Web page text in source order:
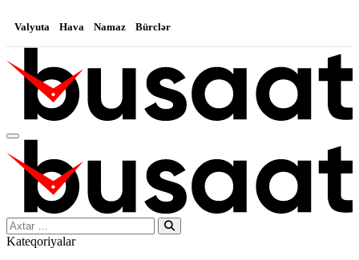
Valyuta Hava Namaz Bürclər
Search…
Kateqoriyalar